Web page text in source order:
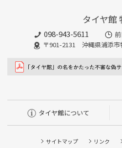
タイヤ館
098-943-5611
〒901-2131 沖縄県浦添市
タイヤ館について
サイトマップ リンク